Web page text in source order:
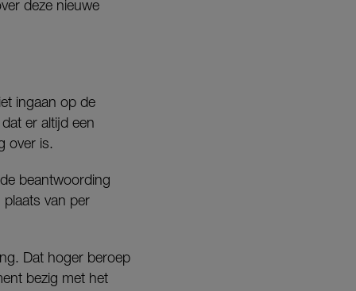
deze nieuwe
ingaan op de
er altijd een
over is.
beantwoording
van per
Dat hoger beroep
bezig met het